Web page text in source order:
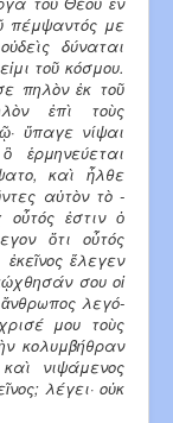
πέμψαν­τός με
δύναται
τοῦ κόσμου.
πηλὸν ἐκ τοῦ
ἐπὶ τοὺς
­ὕπαγε νίψαι
ἑρμηνεύεται
καὶ ἦλθε
αὐτὸν τὸ
οὗτός ἐστιν ὁ
ὅτι οὗτός
ἔλεγεν
σου οἱ
­ἄνθρωπος λε­γό­
μου τοὺς
κολυμβήθραν
νιψάμενος
λέγει· οὐκ